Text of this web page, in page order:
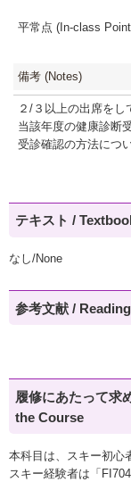
平常点 (In-class
備考 (Notes)
２/３以上の出席をし
当該年度の健康診断
受診確認の方法につ
テキスト /
なし/None
参考文献 /
履修にあたって求
the Course
本科目は、スキー初心
スキー経験者は「